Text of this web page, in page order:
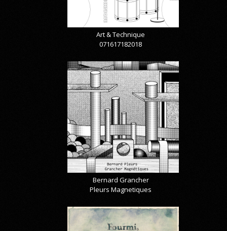
Art & Technique
071617182018
Bernard Grancher
Pleurs Magnetiques